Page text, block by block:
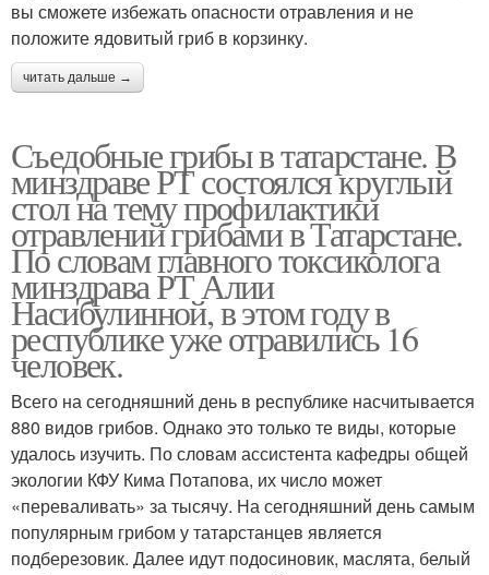
вы сможете избежать опасности отравления и не
положите ядовитый гриб в корзинку.
читать дальше →
Съедобные грибы в татарстане. В
минздраве РТ состоялся круглый
стол на тему профилактики
отравлений грибами в Татарстане.
По словам главного токсиколога
минздрава РТ Алии
Насибулинной, в этом году в
республике уже отравились 16
человек.
Всего на сегодняшний день в республике насчитывается
880 видов грибов. Однако это только те виды, которые
удалось изучить. По словам ассистента кафедры общей
экологии КФУ Кима Потапова, их число может
«переваливать» за тысячу. На сегодняшний день самым
популярным грибом у татарстанцев является
подберезовик. Далее идут подосиновик, маслята, белый